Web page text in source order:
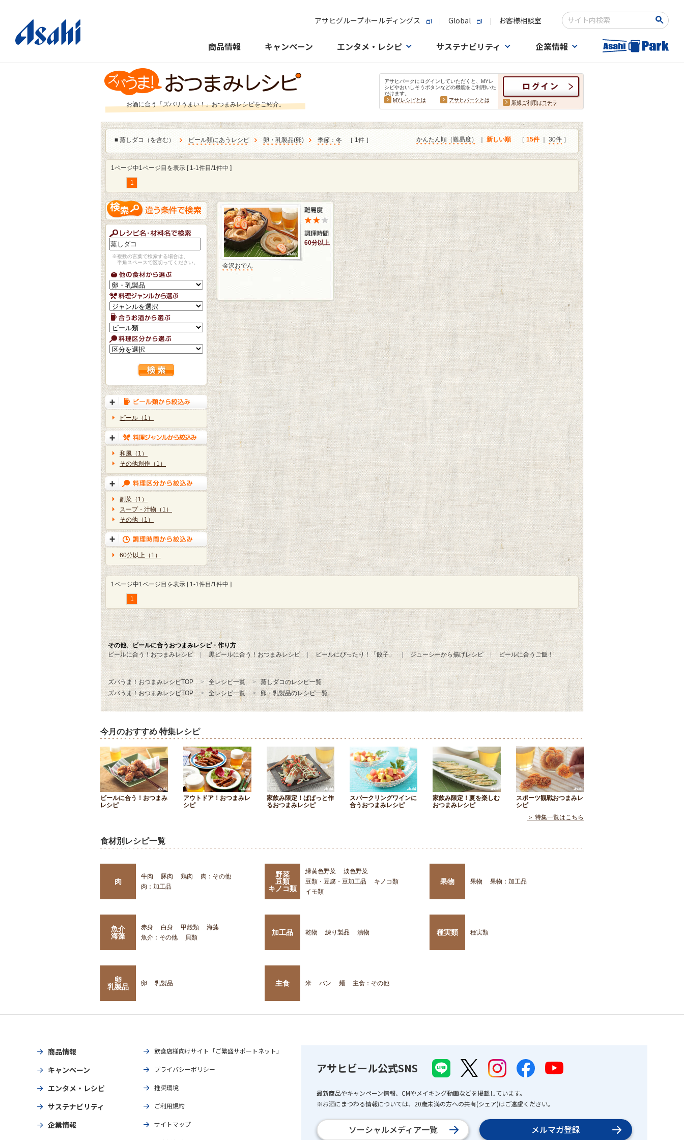
アサヒグループホールディングス Global お客様相談室
検索キーワード入力
商品情報 キャンペーン エンタメ・レシピ サステナビリティ 企業情報
お酒に合う「ズバリうまい！」おつまみレシピをご紹介。
アサヒパークにログインしていただくと、MYレ
シピやおいしそうボタンなどの機能をご利用いた
だけます。
MYレシピとは
アサヒパークとは 新規ご利用はコチラ
■ 蒸しダコ（を含む） ビール類にあうレシピ 卵・乳製品(卵) 季節：冬 ［ 1件 ］ かんたん順（難易度） 新しい順 ［ 15件｜ 30件 ］
1ページ中1ページ目を表示 [ 1-1件目/1件中 ]
1
※複数の言葉で検索する場合は、
半角スペースで区切ってください。
ビール（1）
和風（1）
その他創作（1）
副菜（1）
スープ・汁物（1）
その他（1）
60分以上（1）
60分以上
金沢おでん
1ページ中1ページ目を表示 [ 1-1件目/1件中 ]
1
その他、ビールに合うおつまみレシピ・作り方
ビールに合う！おつまみレシピ
黒ビールに合う！おつまみレシピ ビールにぴったり！「餃子」 ジューシーから揚げレシピ ビールに合うご飯！
ズバうま！おつまみレシピTOP 全レシピ一覧
蒸しダコのレシピ一覧
ズバうま！おつまみレシピTOP
全レシピ一覧 卵・乳製品のレシピ一覧
今月のおすすめ 特集レシピ
ビールに合う！おつまみ
レシピ
アウトドア！おつまみレ
シピ
家飲み限定！ぱぱっと作
るおつまみレシピ
スパークリングワインに
合うおつまみレシピ
家飲み限定！夏を楽しむ
おつまみレシピ
スポーツ観戦おつまみレ
シピ
＞ 特集一覧はこちら
食材別レシピ一覧
肉
牛肉 豚肉 鶏肉
肉：その他
肉：加工品
野菜
豆類
キノコ類
緑黄色野菜
淡色野菜
豆類・豆腐・豆加工品
キノコ類
イモ類
果物 果物 果物：加工品
魚介
海藻
赤身 白身 甲殻類
海藻
魚介：その他
貝類
加工品 乾物 練り製品 漬物 種実類 種実類
卵
乳製品
卵 乳製品 主食 米 パン 麺 主食：その他
商品情報
キャンペーン
エンタメ・レシピ
サステナビリティ
企業情報
飲食店様向けサイト「ご繁盛サポートネット」
プライバシーポリシー
推奨環境
ご利用規約
サイトマップ
アサヒビール公式SNS
最新商品やキャンペーン情報、CMやメイキング動画などを掲載しています。
※お酒にまつわる情報については、20歳未満の方への共有(シェア)はご遠慮ください。
ソーシャルメディア一覧 メルマガ登録